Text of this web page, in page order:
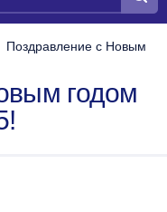
Поздравление с Новым
годом